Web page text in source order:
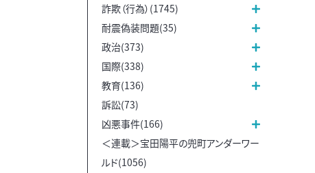
詐欺（行為）(1745)
耐震偽装問題(35)
政治(373)
国際(338)
教育(136)
訴訟(73)
凶悪事件(166)
＜連載＞宝田陽平の兜町アンダーワー
ルド(1056)